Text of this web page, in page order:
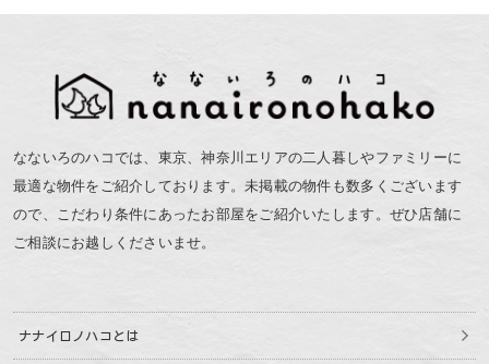
なないろのハコでは、東京、神奈川エリアの二人暮しやファミリーに
最適な物件をご紹介しております。未掲載の物件も数多くございます
ので、こだわり条件にあったお部屋をご紹介いたします。ぜひ店舗に
ご相談にお越しくださいませ。
ナナイロノハコとは